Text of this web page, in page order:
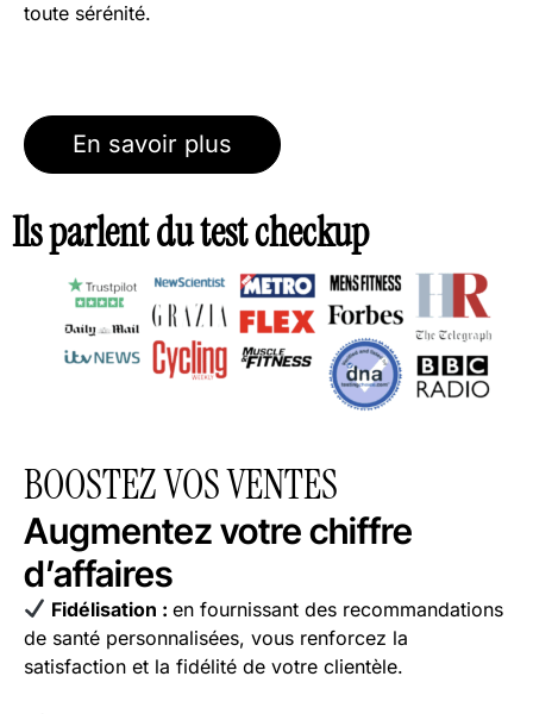
toute sérénité.
En savoir plus
Ils parlent du test checkup
BOOSTEZ VOS VENTES
Augmentez votre chiffre
d’affaires
Fidélisation :en fournissant des recommandations
de santé personnalisées, vous renforcez la
satisfaction et la fidélité de votre clientèle.